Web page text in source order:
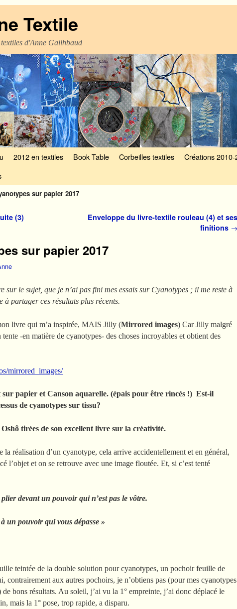
Textile
d'Anne Gailhbaud
2012 en textiles Book Table Corbeilles textiles Créations 2010-
sur papier 2017
(3)
Enveloppe du livre-textile rouleau (4) et ses
finitions →
sur papier 2017
sur le sujet, que je n’ai pas fini mes essais sur Cyanotypes ; il me reste à
à partager ces résultats plus récents.
livre qui m’a inspirée, MAIS Jilly (Mirrored images) Car Jilly malgré
-en matière de cyanotypes- des choses incroyables et obtient des
mirrored_images/
sur papier et Canson aquarelle. (épais pour être rincés !) Est-il
de cyanotypes sur tissu?
tirées de son excellent livre sur la créativité.
la réalisation d’un cyanotype, cela arrive accidentellement et en général,
l’objet et on se retrouve avec une image floutée. Et, si c’est tenté
devant un pouvoir qui n’est pas le vôtre.
un pouvoir qui vous dépasse »
teintée de la double solution pour cyanotypes, un pochoir feuille de
contrairement aux autres pochoirs, je n’obtiens pas (pour mes cyanotypes
de bons résultats. Au soleil, j’ai vu la 1° empreinte, j’ai donc déplacé le
mais la 1° pose, trop rapide, a disparu.